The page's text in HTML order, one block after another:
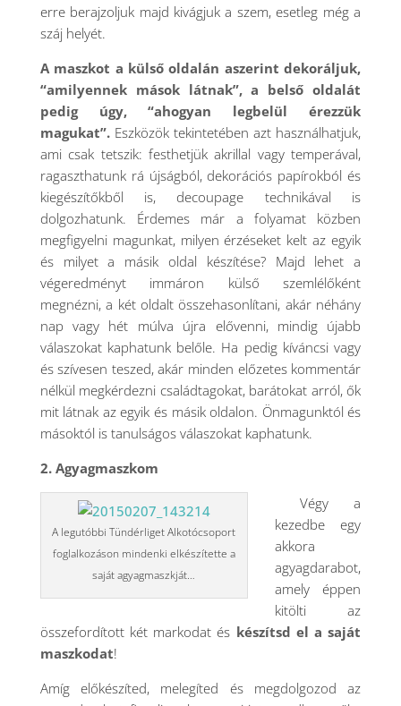
erre berajzoljuk majd kivágjuk a szem, esetleg még a
száj helyét.
A maszkot a külső oldalán aszerint dekoráljuk,
“amilyennek mások látnak”, a belső oldalát
pedig úgy, “ahogyan legbelül érezzük
magukat”.Eszközök tekintetében azt használhatjuk,
ami csak tetszik: festhetjük akrillal vagy temperával,
ragaszthatunk rá újságból, dekorációs papírokból és
kiegészítőkből is, decoupage technikával is
dolgozhatunk. Érdemes már a folyamat közben
megfigyelni magunkat, milyen érzéseket kelt az egyik
és milyet a másik oldal készítése? Majd lehet a
végeredményt immáron külső szemlélőként
megnézni, a két oldalt összehasonlítani, akár néhány
nap vagy hét múlva újra elővenni, mindig újabb
válaszokat kaphatunk belőle. Ha pedig kíváncsi vagy
és szívesen teszed, akár minden előzetes kommentár
nélkül megkérdezni családtagokat, barátokat arról, ők
mit látnak az egyik és másik oldalon. Önmagunktól és
másoktól is tanulságos válaszokat kaphatunk.
2. Agyagmaszkom
A legutóbbi Tündérliget Alkotócsoport
foglalkozáson mindenki elkészítette a
saját agyagmaszkját…
Végy a
kezedbe egy
akkora
agyagdarabot,
amely éppen
kitölti az
összefordított két markodat és készítsd el a saját
maszkodat!
Amíg előkészíted, melegíted és megdolgozod az